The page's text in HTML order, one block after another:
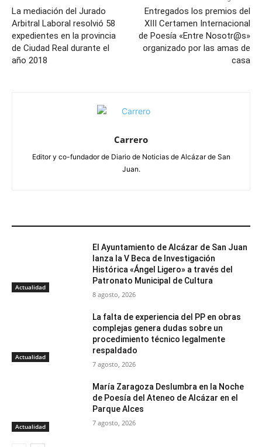
La mediación del Jurado
Arbitral Laboral resolvió 58
expedientes en la provincia
de Ciudad Real durante el
año 2018
Entregados los premios del
XIII Certamen Internacional
de Poesía «Entre Nosotr@s»
organizado por las amas de
casa
Carrero
Editor y co-fundador de Diario de Noticias de Alcázar de San
Juan.
Actualidad
El Ayuntamiento de Alcázar de San Juan
lanza la V Beca de Investigación
Histórica «Ángel Ligero» a través del
Patronato Municipal de Cultura
8 agosto, 2026
Actualidad
La falta de experiencia del PP en obras
complejas genera dudas sobre un
procedimiento técnico legalmente
respaldado
7 agosto, 2026
Actualidad
María Zaragoza Deslumbra en la Noche
de Poesía del Ateneo de Alcázar en el
Parque Alces
7 agosto, 2026